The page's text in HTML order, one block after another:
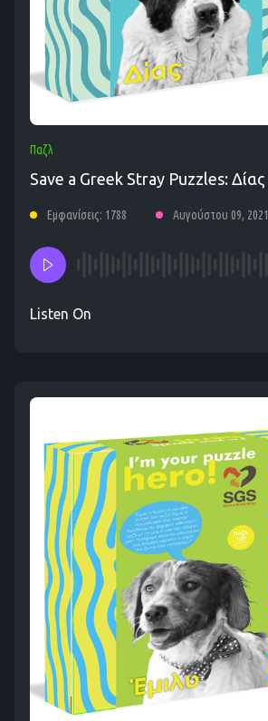
Παζλ
Save a Greek Stray Puzzles: Δίας
Εμφανίσεις: 1788 Αυγούστου 09, 2021
Listen On